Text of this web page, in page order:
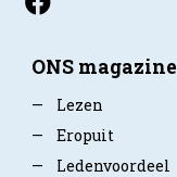
ONS magazine
—
Lezen
—
Eropuit
—
Ledenvoordeel